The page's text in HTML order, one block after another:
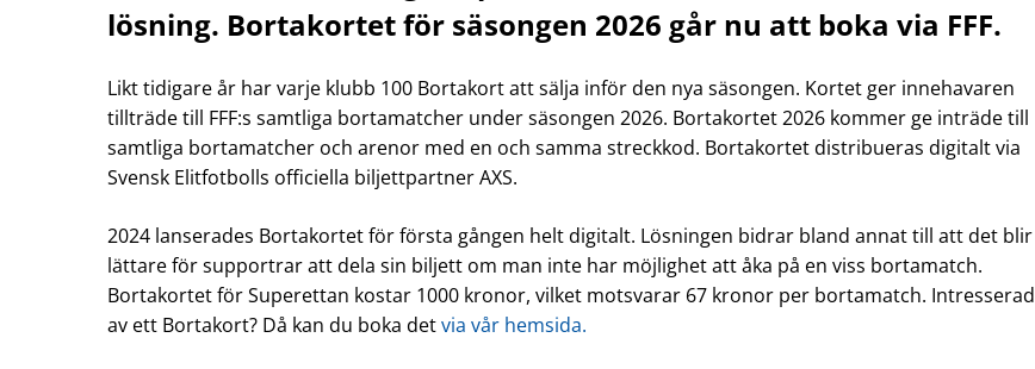
lösning. Bortakortet för säsongen 2026 går nu att boka via FFF.
Likt tidigare år har varje klubb 100 Bortakort att sälja inför den nya säsongen. Kortet ger innehavaren
tillträde till FFF:s samtliga bortamatcher under säsongen 2026. Bortakortet 2026 kommer ge inträde till
samtliga bortamatcher och arenor med en och samma streckkod. Bortakortet distribueras digitalt via
Svensk Elitfotbolls officiella biljettpartner AXS.
2024 lanserades Bortakortet för första gången helt digitalt. Lösningen bidrar bland annat till att det blir
lättare för supportrar att dela sin biljett om man inte har möjlighet att åka på en viss bortamatch.
Bortakortet för Superettan kostar 1000 kronor, vilket motsvarar 67 kronor per bortamatch. Intresserad
av ett Bortakort? Då kan du boka detvia vår hemsida.